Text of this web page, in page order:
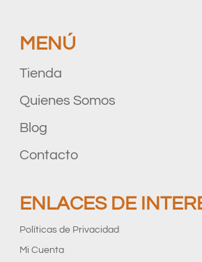
MENÚ
Tienda
Quienes Somos
Blog
Contacto
ENLACES DE
Políticas de Privacidad
Mi Cuenta